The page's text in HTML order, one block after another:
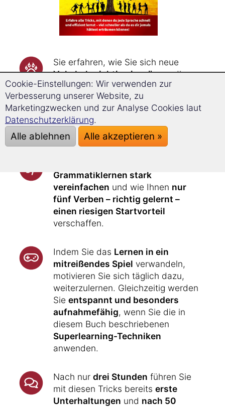
Sie erfahren, wie Sie sich neue
Vokabeln richtig einprägen, die
Vokabeln durch Assoziationsketten
bis zu dreimal schneller merken
und sie durch Wiederholungen zum
genau richtigen Zeitpunkt
wieder vergessen.
Grammatiklernen stark
vereinfachen und wie Ihnen nur
fünf Verben – richtig gelernt –
einen riesigen Startvorteil
verschaffen.
Indem Sie das Lernen in ein
mitreißendes Spiel verwandeln,
motivieren Sie sich täglich dazu,
weiterzulernen. Gleichzeitig werden
Sie entspannt und besonders
aufnahmefähig, wenn Sie die in
diesem Buch beschriebenen
Superlearning-Techniken
anwenden.
Nach nur drei Stunden führen Sie
mit diesen Tricks bereits erste
Unterhaltungen und nach 50
Cookie-Einstellungen: Wir verwenden zur
Verbesserung unserer Website, zu
Marketingzwecken und zur Analyse Cookies laut
Datenschutzerklärung.
Alle ablehnen Alle akzeptieren »